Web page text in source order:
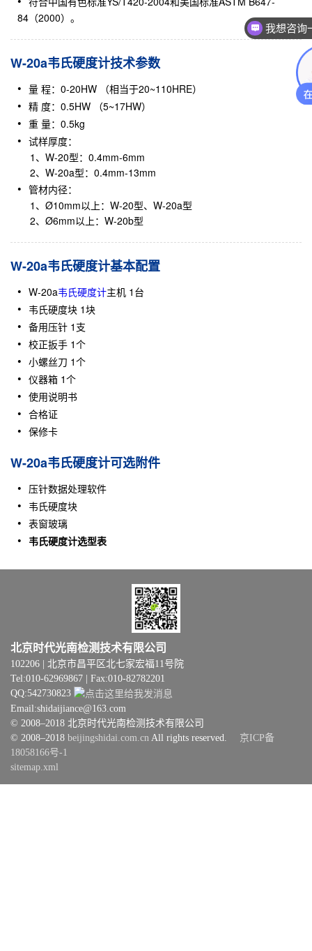
84（2000）。
W-20a韦氏硬度计技术参数
量 程：0-20HW （相当于20~110HRE）
精 度：0.5HW （5~17HW）
重 量：0.5kg
试样厚度：
1、W-20型：0.4mm-6mm
2、W-20a型：0.4mm-13mm
管材内径：
1、Ø10mm以上：W-20型、W-20a型
2、Ø6mm以上：W-20b型
W-20a韦氏硬度计基本配置
W-20a韦氏硬度计主机 1台
韦氏硬度块 1块
备用压针 1支
校正扳手 1个
小螺丝刀 1个
仪器箱 1个
使用说明书
合格证
保修卡
W-20a韦氏硬度计可选附件
压针数据处理软件
韦氏硬度块
表窗玻璃
韦氏硬度计选型表
北京时代光南检测技术有限公司
102206 | 北京市昌平区北七家宏福11号院
Tel:010-62969867 | Fax:010-82782201
QQ:542730823
Email:shidaijiance@163.com
© 2008–2018 北京时代光南检测技术有限公司
© 2008–2018 beijingshidai.com.cn All rights reserved. 京ICP备
18058166号-1
sitemap.xml
我想咨询